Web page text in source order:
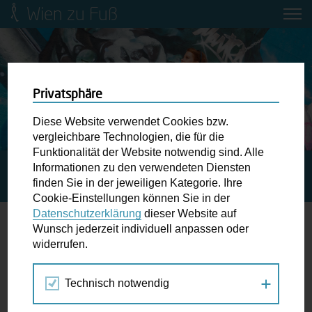
Wien zu Fuß
Mobilitätsbildung für Kinder und
Jugendliche
Ringstraße-Neugestaltung
Wiener Fußwegekarte
Newsletter abonnieren
Wunschbox
der Ampel ...
STARTSEITE
SPAZIERGANG KALENDER
UNBEKANNTE, SÜSSE WIENER G´SCHICHTEN
20.
JUN
2020
Privatsphäre
Diese Website verwendet Cookies bzw.
vergleichbare Technologien, die für die
Funktionalität der Website notwendig sind. Alle
Informationen zu den verwendeten Diensten
finden Sie in der jeweiligen Kategorie. Ihre
Cookie-Einstellungen können Sie in der
Datenschutzerklärung dieser Website auf
Wunsch jederzeit individuell anpassen oder
widerrufen.
Technisch notwendig